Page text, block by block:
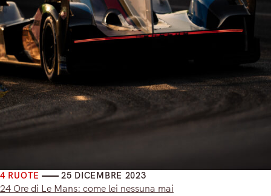
4 RUOTE 25 DICEMBRE 2023
24 Ore di Le Mans: come lei nessuna mai